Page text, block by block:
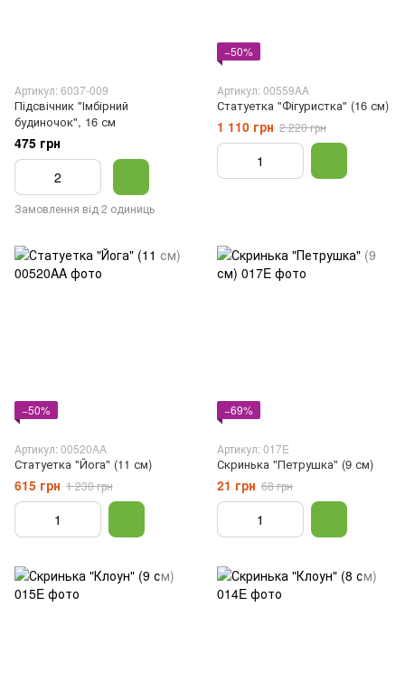
Артикул: 6037-009
Підсвічник "Імбірний
будиночок", 16 см
475 грн
Замовлення від 2 одиниць
−50%
Артикул: 00559AA
Статуетка "Фігуристка" (16 см)
1 110 грн 2 220 грн
−50%
Артикул: 00520AA
Статуетка "Йога" (11 см)
615 грн 1 230 грн
−69%
Артикул: 017E
Скринька "Петрушка" (9 см)
21 грн 68 грн